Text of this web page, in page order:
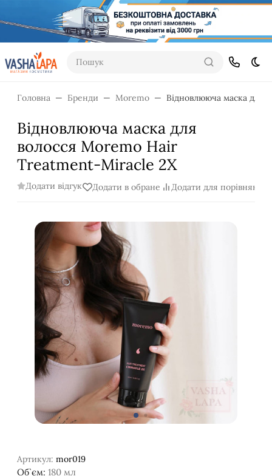
Пошук
Головна Бренди Moremo Відновлююча маска для
Відновлююча маска для
волосся Moremo Hair
Treatment-Miracle 2X
Додати відгук Додати в обране Додати для порівняння
Артикул: mor019
Об`єм: 180 мл